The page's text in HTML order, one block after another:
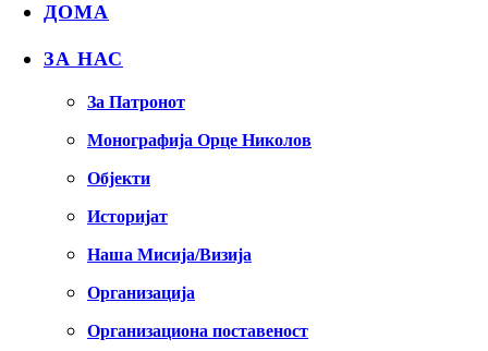
ДОМА
ЗА НАС
За Патронот
Монографија Орце Николов
Објекти
Историјат
Наша Мисија/Визија
Организација
Организациона поставеност